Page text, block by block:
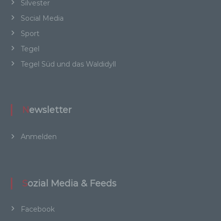
Silvester
Social Media
Sport
Tegel
Tegel Süd und das Waldidyll
Newsletter
Anmelden
Sozial Media & Feeds
Facebook
psychischen, wirtschaftlichen, kulturellen oder
sozialen Identität dieser natürlichen Person
Betroffene Person ist jede identifizierte oder
Verarbeitung Verantwortlichen verarbeitet
Verarbeitung ist jeder mit oder ohne Hilfe